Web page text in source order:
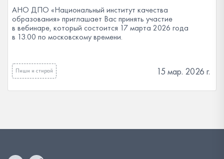
АНО ДПО «Национальный институт качества
образования» приглашает Вас принять участие
в вебинаре, который состоится 17 марта 2026 года
в 13.00 по московскому времени.
Пиши и стирай 15 мар. 2026 г.